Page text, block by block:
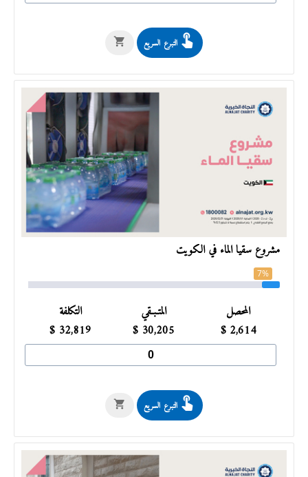
التبرع السريع
مشروع سقيا الماء في الكويت
7%
المحصل
2,614
$
المتـبـقي
30,205
$
التكلفة
32,819
$
التبرع السريع